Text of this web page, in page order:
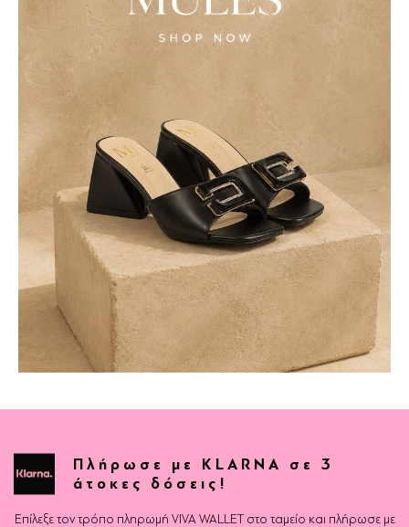
Πλήρωσε με KLARNA σε 3
άτοκες δόσεις!
Επίλεξε τον τρόπο πληρωμή VIVA WALLET στο ταμείο και πλήρωσε με